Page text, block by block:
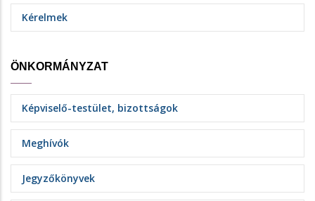
Kérelmek
ÖNKORMÁNYZAT
Képviselő-testület, bizottságok
Meghívók
Jegyzőkönyvek